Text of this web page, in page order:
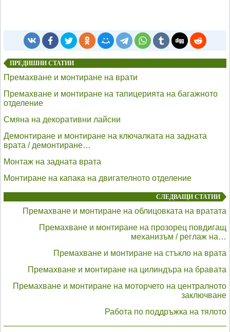
ПРЕДИШНИ СТАТИИ
Премахване и монтиране на врати
Премахване и монтиране на тапицерията на багажното
отделение
Смяна на декоративни лайсни
Демонтиране и монтиране на ключалката на задната
врата / демонтиране…
Монтаж на задната врата
Монтиране на капака на двигателното отделение
СЛЕДВАЩИ СТАТИИ
Премахване и монтиране на облицовката на вратата
Премахване и монтиране на прозорец повдигащ
механизъм / реглаж на…
Премахване и монтиране на стъкло на врата
Премахване и монтиране на цилиндъра на бравата
Премахване и монтиране на моторчето на централното
заключване
Работа по поддръжка на тялото